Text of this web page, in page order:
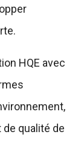
HQE avec
qualité de